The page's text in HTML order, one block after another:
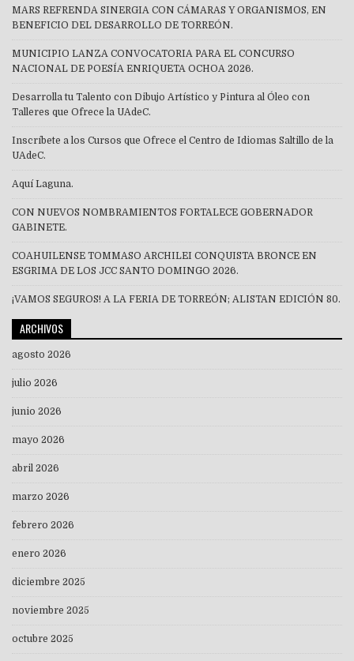
MARS REFRENDA SINERGIA CON CÁMARAS Y ORGANISMOS, EN
BENEFICIO DEL DESARROLLO DE TORREÓN.
MUNICIPIO LANZA CONVOCATORIA PARA EL CONCURSO
NACIONAL DE POESÍA ENRIQUETA OCHOA 2026.
Desarrolla tu Talento con Dibujo Artístico y Pintura al Óleo con
Talleres que Ofrece la UAdeC.
Inscríbete a los Cursos que Ofrece el Centro de Idiomas Saltillo de la
UAdeC.
Aquí Laguna.
CON NUEVOS NOMBRAMIENTOS FORTALECE GOBERNADOR
GABINETE.
COAHUILENSE TOMMASO ARCHILEI CONQUISTA BRONCE EN
ESGRIMA DE LOS JCC SANTO DOMINGO 2026.
¡VAMOS SEGUROS! A LA FERIA DE TORREÓN; ALISTAN EDICIÓN 80.
ARCHIVOS
agosto 2026
julio 2026
junio 2026
mayo 2026
abril 2026
marzo 2026
febrero 2026
enero 2026
diciembre 2025
noviembre 2025
octubre 2025